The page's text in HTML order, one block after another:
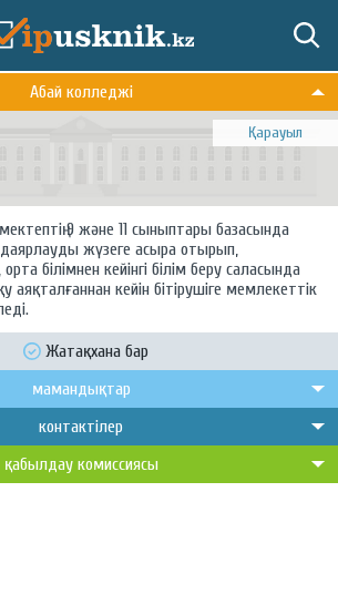
Абай колледжі
Қарауыл
9 және 11 сыныптары базасында
даярлауды жүзеге асыра отырып,
білімнен кейінгі білім беру саласында
аяқталғаннан кейін бітірушіге мемлекеттік
Жатақхана бар
мамандықтар
контактілер
қабылдау комиссиясы